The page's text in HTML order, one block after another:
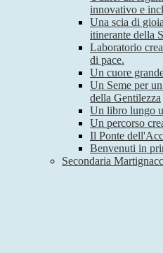
innovativo e
Una scia di
itinerante della
Laboratorio
di pace.
Un cuore
Un Seme per
della Gentilezza
Un libro lungo
Un percorso
Il Ponte
Benvenuti in
Secondaria